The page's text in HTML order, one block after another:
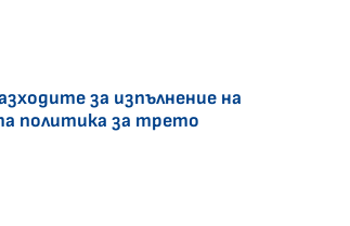
за изпълнение на
политика за трето